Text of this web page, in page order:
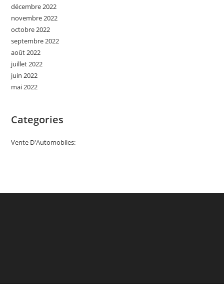
décembre 2022
novembre 2022
octobre 2022
septembre 2022
août 2022
juillet 2022
juin 2022
mai 2022
Categories
Vente D'Automobiles: